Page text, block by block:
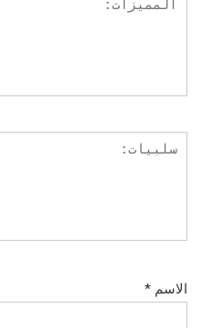
الاسم *